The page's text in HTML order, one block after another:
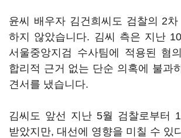
윤씨 배우자 김건희씨도 검찰의 2
하지 않았습니다. 김씨 측은 지난
서울중앙지검 수사팀에 적용된 혐
합리적 근거 없는 단순 의혹에 불과
견서를 냈습니다.
김씨도 앞선 지난 5월 검찰로부터
받았지만, 대선에 영향을 미칠 수 있